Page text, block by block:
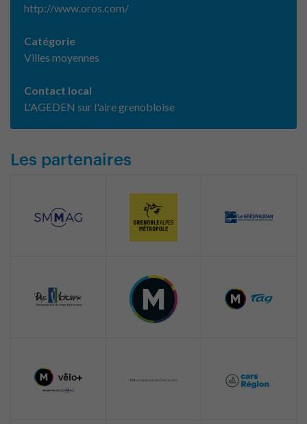
http://www.oros.com/
Catégorie
Villes moyennes
Contact local
L'AGEDEN sur l'aire grenobloise
Les partenaires